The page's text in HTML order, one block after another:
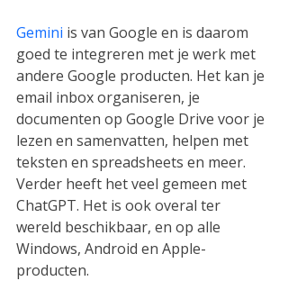
Gemini is van Google en is daarom
goed te integreren met je werk met
andere Google producten. Het kan je
email inbox organiseren, je
documenten op Google Drive voor je
lezen en samenvatten, helpen met
teksten en spreadsheets en meer.
Verder heeft het veel gemeen met
ChatGPT. Het is ook overal ter
wereld beschikbaar, en op alle
Windows, Android en Apple-
producten.